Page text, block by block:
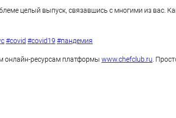
целый выпуск, связавшись с многими из вас.
#covid #covid19 #пандемия
онлайн-ресурсам платформы www.chefclub.ru.